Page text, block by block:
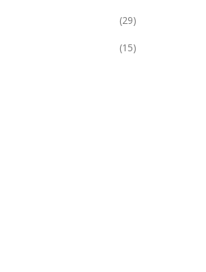
(29)
(15)